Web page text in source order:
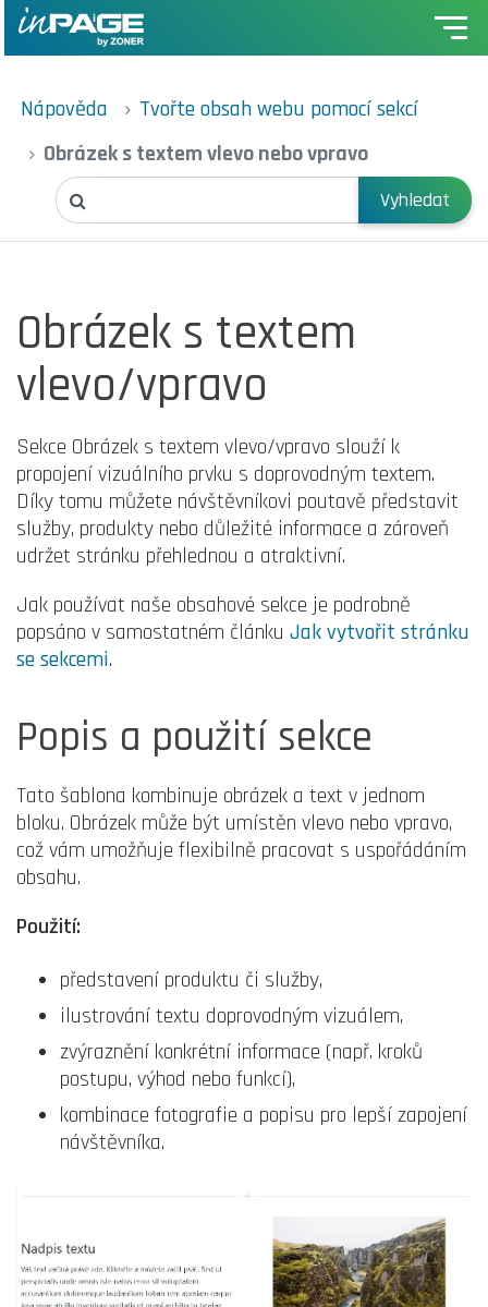
Nápověda
Tvořte obsah webu pomocí sekcí
Obrázek s textem vlevo nebo vpravo
Vyhledat
Obrázek s textem
vlevo/vpravo
Sekce Obrázek s textem vlevo/vpravo slouží k
propojení vizuálního prvku s doprovodným textem.
Díky tomu můžete návštěvníkovi poutavě představit
služby, produkty nebo důležité informace a zároveň
udržet stránku přehlednou a atraktivní.
Jak používat naše obsahové sekce je podrobně
popsáno v samostatném článku Jak vytvořit stránku
se sekcemi.
Popis a použití sekce
Tato šablona kombinuje obrázek a text v jednom
bloku. Obrázek může být umístěn vlevo nebo vpravo,
což vám umožňuje flexibilně pracovat s uspořádáním
obsahu.
Použití:
představení produktu či služby,
ilustrování textu doprovodným vizuálem,
zvýraznění konkrétní informace (např. kroků
postupu, výhod nebo funkcí),
kombinace fotografie a popisu pro lepší zapojení
návštěvníka.